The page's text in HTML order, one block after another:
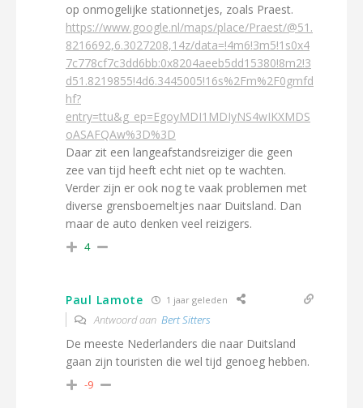
op onmogelijke stationnetjes, zoals Praest.
https://www.google.nl/maps/place/Praest/@51.
8216692,6.3027208,14z/data=!4m6!3m5!1s0x4
7c778cf7c3dd6bb:0x8204aeeb5dd15380!8m2!3
d51.8219855!4d6.3445005!16s%2Fm%2F0gmfd
hf?
entry=ttu&g_ep=EgoyMDI1MDIyNS4wIKXMDS
oASAFQAw%3D%3D
Daar zit een langeafstandsreiziger die geen
zee van tijd heeft echt niet op te wachten.
Verder zijn er ook nog te vaak problemen met
diverse grensboemeltjes naar Duitsland. Dan
maar de auto denken veel reizigers.
4
Paul Lamote 1 jaar geleden
Antwoord aan Bert Sitters
De meeste Nederlanders die naar Duitsland
gaan zijn touristen die wel tijd genoeg hebben.
-9